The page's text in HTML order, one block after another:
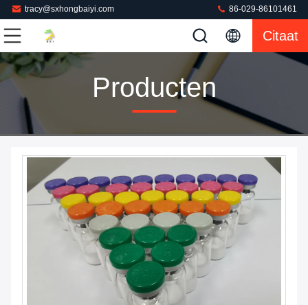
tracy@sxhongbaiyi.com 86-029-86101461
Citaat
Producten